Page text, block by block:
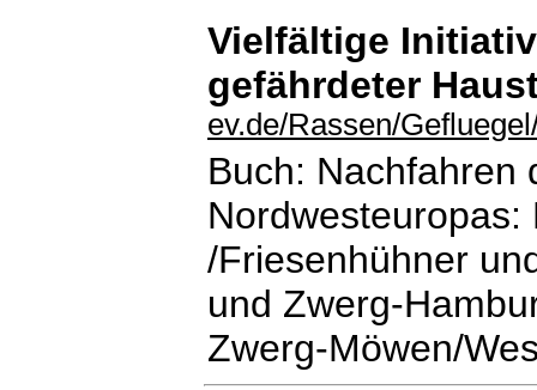
Vielfältige
gefährdeter
ev.de/Rassen/
Buch: Nachfahren
/Friesenhühner
und Zwerg-
Zwerg-Möwen/